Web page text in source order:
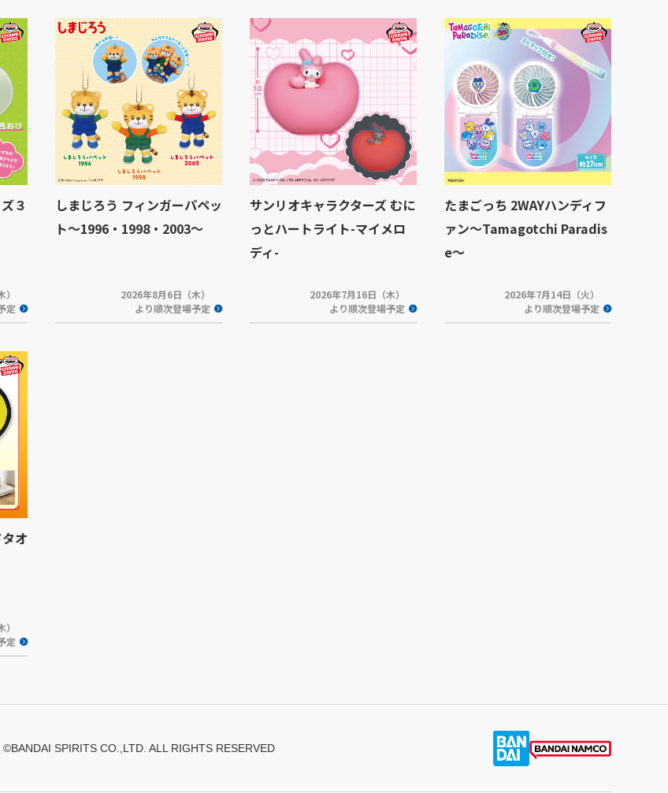
３
定
しまじろう フィンガーパペッ
ト～1996・1998・2003～
2026年8月6日（木）
より順次登場予定
サンリオキャラクターズ むに
っとハートライト-マイメロ
ディ-
2026年7月16日（木）
より順次登場予定
たまごっち 2WAYハンディフ
ァン～Tamagotchi Paradis
e～
2026年7月14日（火）
より順次登場予定
オ
定
©BANDAI SPIRITS CO.,LTD. ALL RIGHTS RESERVED